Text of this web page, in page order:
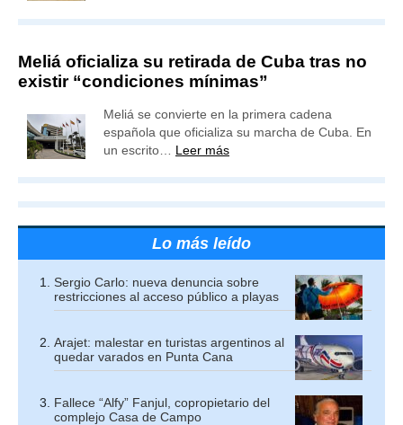
Meliá oficializa su retirada de Cuba tras no
existir “condiciones mínimas”
Meliá se convierte en la primera cadena
española que oficializa su marcha de Cuba. En
un escrito… Leer más
Lo más leído
Sergio Carlo: nueva denuncia sobre
restricciones al acceso público a playas
Arajet: malestar en turistas argentinos al
quedar varados en Punta Cana
Fallece “Alfy” Fanjul, copropietario del
complejo Casa de Campo